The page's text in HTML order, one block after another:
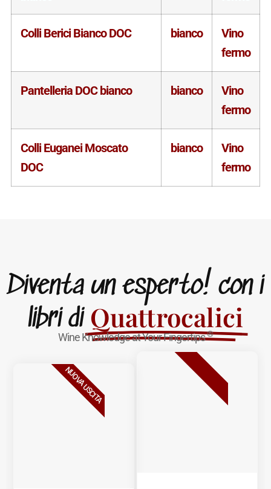
Colli Berici Bianco DOC bianco
Vino
fermo
Pantelleria DOC bianco bianco
Vino
fermo
Colli Euganei Moscato
DOC
bianco
Vino
fermo
Diventa un esperto! con i
libri di Quattrocalici
Wine Knowledge at Your Fingertips®
NUOVA USCITA BESTSELLER